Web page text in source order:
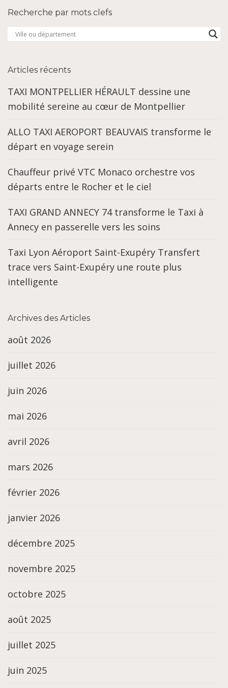
Recherche par mots clefs
Articles récents
TAXI MONTPELLIER HÉRAULT dessine une
mobilité sereine au cœur de Montpellier
ALLO TAXI AEROPORT BEAUVAIS transforme le
départ en voyage serein
Chauffeur privé VTC Monaco orchestre vos
départs entre le Rocher et le ciel
TAXI GRAND ANNECY 74 transforme le Taxi à
Annecy en passerelle vers les soins
Taxi Lyon Aéroport Saint-Exupéry Transfert
trace vers Saint-Exupéry une route plus
intelligente
Archives des Articles
août 2026
juillet 2026
juin 2026
mai 2026
avril 2026
mars 2026
février 2026
janvier 2026
décembre 2025
novembre 2025
octobre 2025
août 2025
juillet 2025
juin 2025